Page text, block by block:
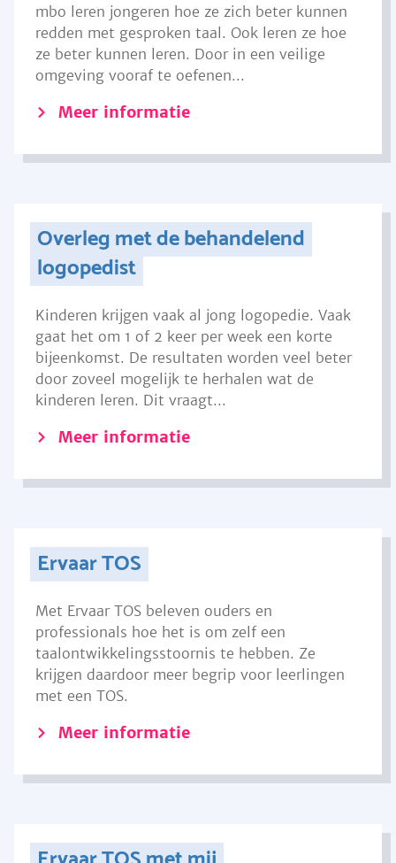
mbo leren jongeren hoe ze zich beter kunnen
redden met gesproken taal. Ook leren ze hoe
ze beter kunnen leren. Door in een veilige
omgeving vooraf te oefenen...
Meer informatie
Overleg met de behandelend
logopedist
Kinderen krijgen vaak al jong logopedie. Vaak
gaat het om 1 of 2 keer per week een korte
bijeenkomst. De resultaten worden veel beter
door zoveel mogelijk te herhalen wat de
kinderen leren. Dit vraagt...
Meer informatie
Ervaar TOS
Met Ervaar TOS beleven ouders en
professionals hoe het is om zelf een
taalontwikkelingsstoornis te hebben. Ze
krijgen daardoor meer begrip voor leerlingen
met een TOS.
Meer informatie